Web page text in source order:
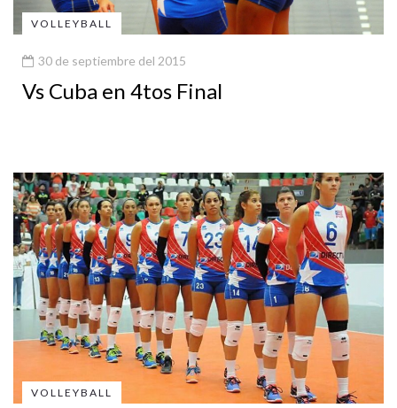
VOLLEYBALL
30 de septiembre del 2015
Vs Cuba en 4tos Final
VOLLEYBALL